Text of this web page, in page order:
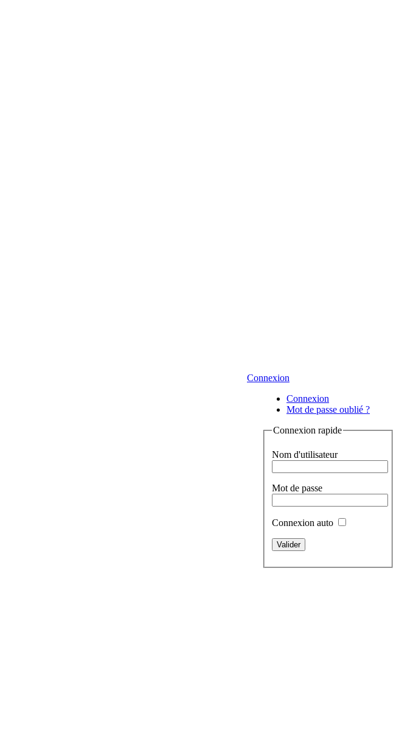
Connexion
Connexion
Mot de passe oublié ?
Connexion rapide
Nom d'utilisateur
Mot de passe
Connexion auto